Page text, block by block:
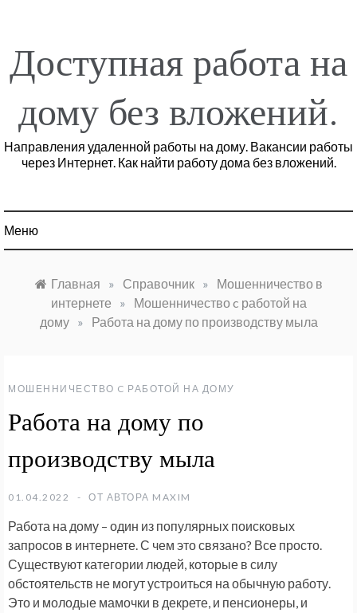
Доступная работа на
дому без вложений.
Направления удаленной работы на дому. Вакансии работы
через Интернет. Как найти работу дома без вложений.
Меню
Главная » Справочник »
Мошенничество в
интернете
»
Мошенничество c работой на
дому
» Работа на дому по производству мыла
МОШЕННИЧЕСТВО C РАБОТОЙ НА ДОМУ
Работа на дому по
производству мыла
01.04.2022 ОТ АВТОРА MAXIM
Работа на дому – один из популярных поисковых
запросов в интернете. С чем это связано? Все просто.
Существуют категории людей, которые в силу
обстоятельств не могут устроиться на обычную работу.
Это и молодые мамочки в декрете, и пенсионеры, и